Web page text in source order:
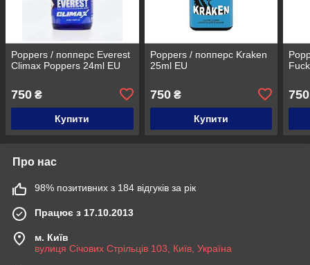
Poppers / попперс Everest
Climax Poppers 24ml EU
750 ₴
Купити
Poppers / попперс Kraken
25ml EU
750₴
Купити
750
Про нас
98% позитивних з 184 відгуків за рік
Працює з 17.10.2013
м. Київ
вулиця Січових Стрільців 103, Київ, Україна